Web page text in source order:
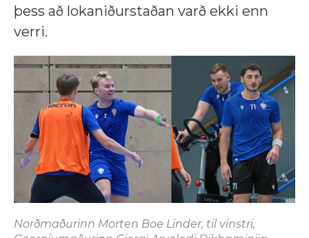
þess að lokaniðurstaðan varð ekki enn
verri.
Norðmaðurinn Morten Boe Linder, til vinstri,